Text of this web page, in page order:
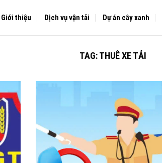
Giới thiệu Dịch vụ vận tải Dự án cây xanh
TAG:THUÊ XE TẢI